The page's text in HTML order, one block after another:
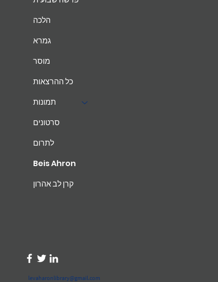
הלכה
גמרא
מוסר
כל ההרצאות
תמונות
סרטונים
לתרום
Beis Ahron
קרן לב אהרון
levaharonlibrary@gmail.com